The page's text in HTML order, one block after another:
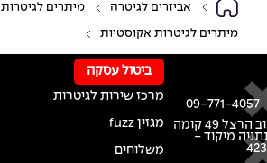
אביזרים לגיטרה מיתרים לגיטרות
מיתרים לגיטרות אקוסטיות
רחוב הרצל 49 קומה
מיקוד -
09-771-4057
ביטול עסקה
מרכז שירות לגיטרות
מגזין fuzz
משלוחים